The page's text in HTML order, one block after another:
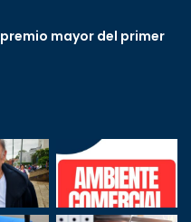
premio mayor del primer